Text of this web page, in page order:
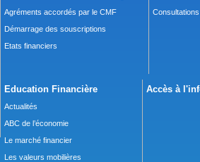
Agréments accordés par le CMF
Démarrage des souscriptions
Etats financiers
Education Financière
Actualités
ABC de l’économie
Le marché financier
Les valeurs mobilières
Accès à